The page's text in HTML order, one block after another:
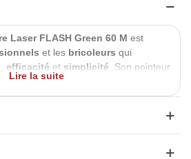
Laser FLASH Green 60 M est
et les bricoleurs qui
efficacité et simplicité . Son pointeur
renforcée, même sur des murs
et polyvalent, il est l’outil idéal
Lire la suite